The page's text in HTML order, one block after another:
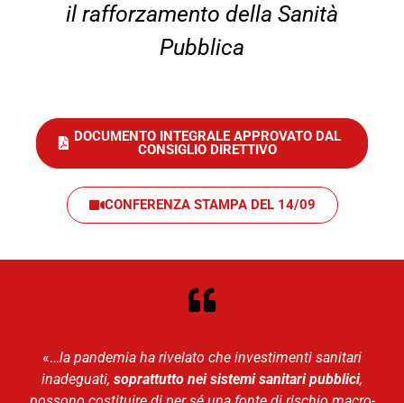
il rafforzamento della Sanità
Pubblica
DOCUMENTO INTEGRALE APPROVATO DAL
CONSIGLIO DIRETTIVO
CONFERENZA STAMPA DEL 14/09
«…la pandemia ha rivelato che investimenti sanitari
inadeguati, soprattutto nei sistemi sanitari pubblici,